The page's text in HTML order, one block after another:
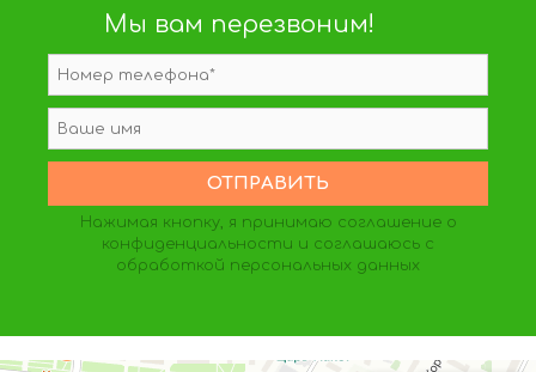
Мы вам перезвоним!
Нажимая кнопку, я принимаю соглашение о
конфиденциальности и соглашаюсь с
обработкой персональных данных